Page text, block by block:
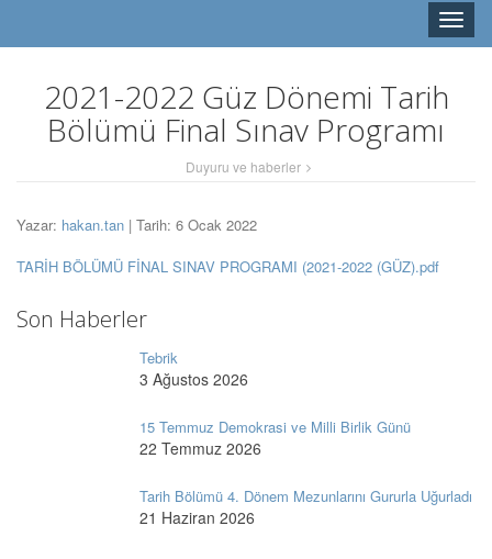
Toggle
2021-2022 Güz Dönemi Tarih
Bölümü Final Sınav Programı
Duyuru ve haberler
Yazar: hakan.tan | Tarih: 6 Ocak 2022
TARİH BÖLÜMÜ FİNAL SINAV PROGRAMI (2021-2022 (GÜZ).pdf
Son Haberler
Tebrik
3 Ağustos 2026
15 Temmuz Demokrasi ve Milli Birlik Günü
22 Temmuz 2026
Tarih Bölümü 4. Dönem Mezunlarını Gururla Uğurladı
21 Haziran 2026